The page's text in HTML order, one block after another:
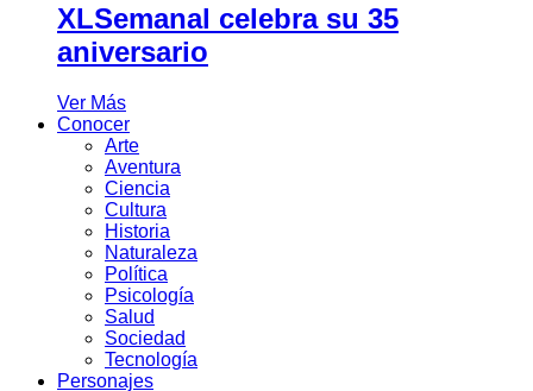
XLSemanal celebra su 35
aniversario
Ver Más
Conocer
Arte
Aventura
Ciencia
Cultura
Historia
Naturaleza
Política
Psicología
Salud
Sociedad
Tecnología
Personajes